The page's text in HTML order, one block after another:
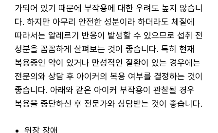
가되어 있기 때문에 부작용에 대한 우려도 높지 않습니
다. 하지만 아무리 안전한 성분이라 하더라도 체질에
따라서는 알레르기 반응이 발생할 수 있으므로 섭취 전
성분을 꼼꼼하게 살펴보는 것이 좋습니다. 특히 현재
복용중인 약이 있거나 만성적인 질환이 있는 경우에는
전문의와 상담 후 아이커의 복용 여부를 결정하는 것이
좋습니다. 아래와 같은 아이커 부작용이 관찰될 경우
복용을 중단하신 후 전문가와 상담받는 것이 좋습니다.
위장 장애